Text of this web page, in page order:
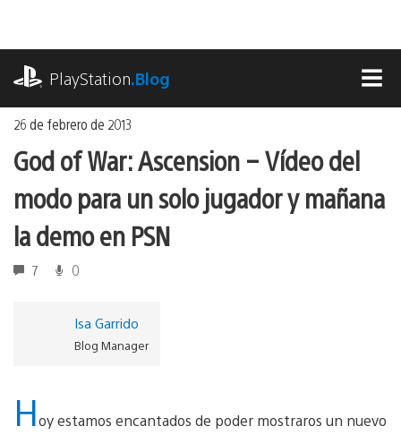
contenido
PlayStation.Blog
26 de febrero de 2013
God of War: Ascension – Vídeo del
modo para un solo jugador y mañana
la demo en PSN
7 0
Isa Garrido
Blog Manager
Hoy estamos encantados de poder mostraros un nuevo